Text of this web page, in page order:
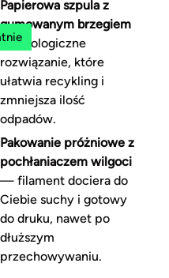
Papierowa szpula z
gumowanym brzegiem
— ekologiczne
rozwiązanie, które
ułatwia recykling i
zmniejsza ilość
odpadów.
Pakowanie próżniowe z
pochłaniaczem wilgoci
— filament dociera do
Ciebie suchy i gotowy
do druku, nawet po
dłuższym
przechowywaniu.